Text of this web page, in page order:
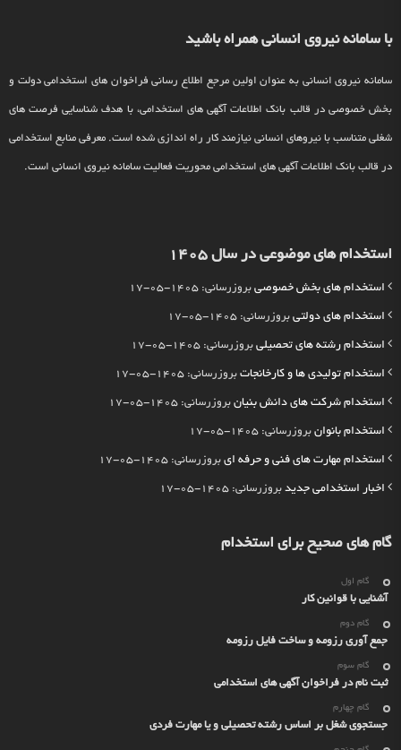
با سامانه نیروی انسانی همراه باشید
سامانه نیروی انسانی به عنوان اولین مرجع اطلاع رسانی فراخوان های استخدامی دولت و
بخش خصوصی در قالب بانک اطلاعات آگهی های استخدامی، با هدف شناسایی فرصت های
شغلی متناسب با نیروهای انسانی نیازمند کار راه اندازی شده است. معرفی منابع استخدامی
در قالب بانک اطلاعات آگهی های استخدامی محوریت فعالیت سامانه نیروی انسانی است.
استخدام های موضوعی در سال 1405
استخدام های بخش خصوصی بروزرسانی: 1405-05-17
استخدام های دولتی بروزرسانی: 1405-05-17
استخدام رشته های تحصیلی بروزرسانی: 1405-05-17
استخدام تولیدی ها و کارخانجات بروزرسانی: 1405-05-17
استخدام شرکت های دانش بنیان بروزرسانی: 1405-05-17
استخدام بانوان بروزرسانی: 1405-05-17
استخدام مهارت های فنی و حرفه ای بروزرسانی: 1405-05-17
اخبار استخدامی جدید بروزرسانی: 1405-05-17
گام های صحیح برای استخدام
گام اول
آشنایی با قوانین کار
گام دوم
جمع آوری رزومه و ساخت فایل رزومه
گام سوم
ثبت نام در فراخوان آگهی های استخدامی
گام چهارم
جستجوی شغل بر اساس رشته تحصیلی و یا مهارت فردی